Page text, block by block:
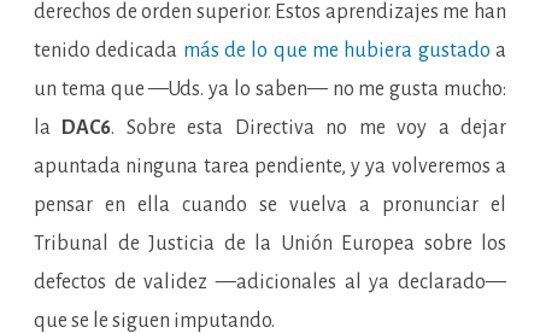
derechos de orden superior. Estos aprendizajes me han
tenido dedicada más de lo que me hubiera gustado a
un tema que —Uds. ya lo saben— no me gusta mucho:
la
DAC6. Sobre esta Directiva no me voy a dejar
apuntada ninguna tarea pendiente, y ya volveremos a
pensar en ella cuando se vuelva a pronunciar el
Tribunal de Justicia de la Unión Europea sobre los
defectos de validez —adicionales al ya declarado—
que se le siguen imputando.